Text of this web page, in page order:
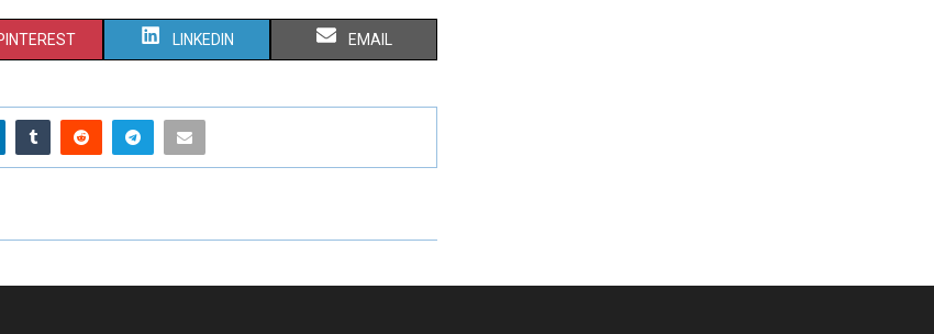
LINKEDIN EMAIL